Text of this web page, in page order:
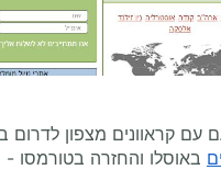
עם עם קראוונים מצפון
באוסלו והחזרה בטורמסו -